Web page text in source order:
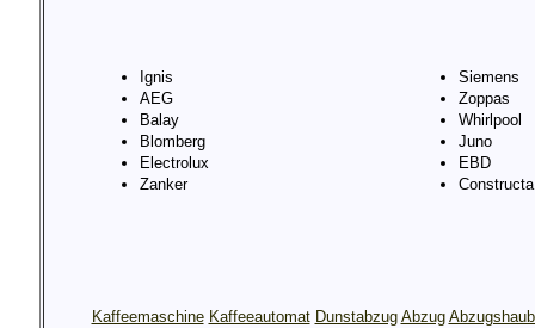
Ignis
AEG
Balay
Blomberg
Electrolux
Zanker
Siemens
Zoppas
Whirlpool
Juno
EBD
Constructa
Kaffeemaschine Kaffeeautomat Dunstabzug Abzug